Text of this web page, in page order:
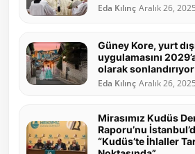
Eda Kılınç Aralık 26, 2025
Güney Kore, yurt
uygulamasını
olarak sonlandırıyor
Eda Kılınç Aralık 26, 2025
Mirasımız Kudüs
Raporu’nu
“Kudüs’te İhlaller